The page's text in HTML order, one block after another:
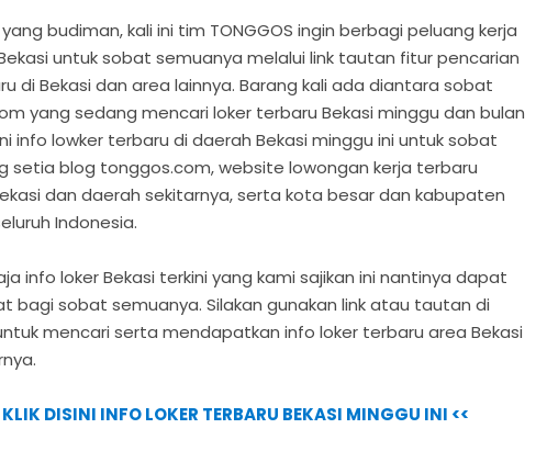
budiman, kali ini tim TONGGOS ingin berbagi peluang kerja
untuk sobat semuanya melalui link tautan fitur pencarian
di Bekasi dan area lainnya. Barang kali ada diantara sobat
yang sedang mencari loker terbaru Bekasi minggu dan bulan
info lowker terbaru di daerah Bekasi minggu ini untuk sobat
setia blog tonggos.com, website lowongan kerja terbaru
dan daerah sekitarnya, serta kota besar dan kabupaten
Indonesia.
info loker Bekasi terkini yang kami sajikan ini nantinya dapat
bagi sobat semuanya. Silakan gunakan link atau tautan di
mencari serta mendapatkan info loker terbaru area Bekasi
KLIK DISINI INFO LOKER TERBARU BEKASI MINGGU INI <<